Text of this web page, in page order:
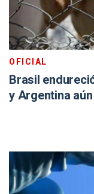
OFICIAL
Brasil
y Argentina